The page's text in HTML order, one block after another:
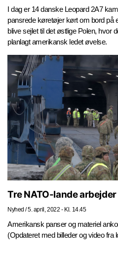
I dag er 14 danske Leopard 2A7
pansrede køretøjer kørt om bord på
blive sejlet til det østlige Polen, hvor
planlagt amerikansk ledet øvelse.
Tre NATO-lande
Nyhed / 5. april, 2022 - Kl. 14.45
Amerikansk panser og materiel
(Opdateret med billeder og video fra